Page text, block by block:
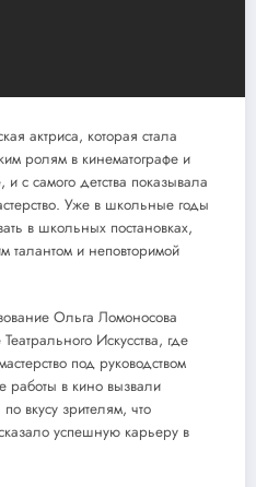
актриса, которая стала
ролям в кинематографе и
с самого детства показывала
Уже в школьные годы
в школьных постановках,
талантом и неповторимой
Ольга Ломоносова
Искусства, где
под руководством
работы в кино вызвали
вкусу зрителям, что
успешную карьеру в